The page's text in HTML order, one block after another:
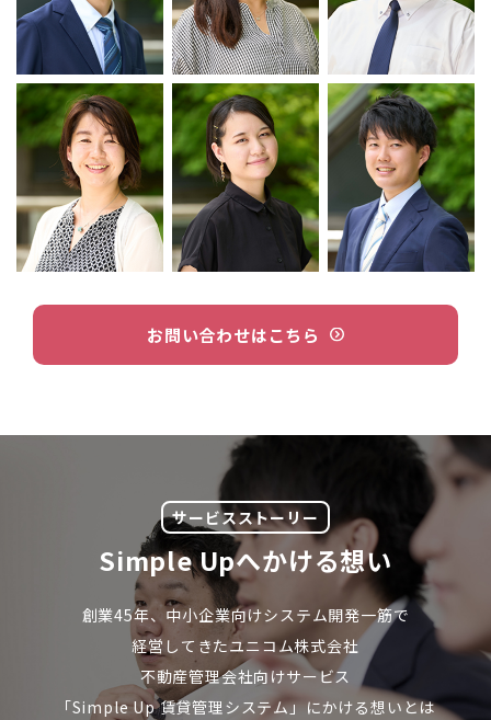
お問い合わせはこちら
サービスストーリー
Simple Upへかける想い
創業45年、中小企業向けシステム開発一筋で
経営してきたユニコム株式会社
不動産管理会社向けサービス
「Simple Up 賃貸管理システム」にかける想いとは